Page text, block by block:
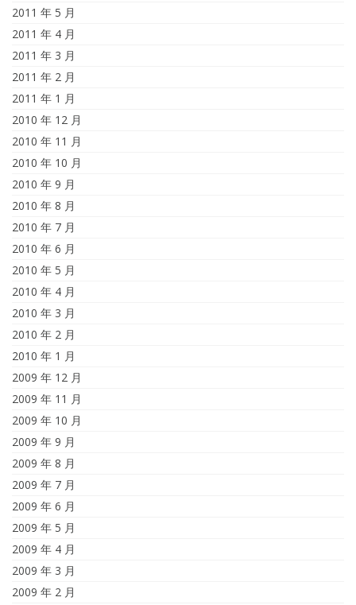
2011 年 5 月
2011 年 4 月
2011 年 3 月
2011 年 2 月
2011 年 1 月
2010 年 12 月
2010 年 11 月
2010 年 10 月
2010 年 9 月
2010 年 8 月
2010 年 7 月
2010 年 6 月
2010 年 5 月
2010 年 4 月
2010 年 3 月
2010 年 2 月
2010 年 1 月
2009 年 12 月
2009 年 11 月
2009 年 10 月
2009 年 9 月
2009 年 8 月
2009 年 7 月
2009 年 6 月
2009 年 5 月
2009 年 4 月
2009 年 3 月
2009 年 2 月